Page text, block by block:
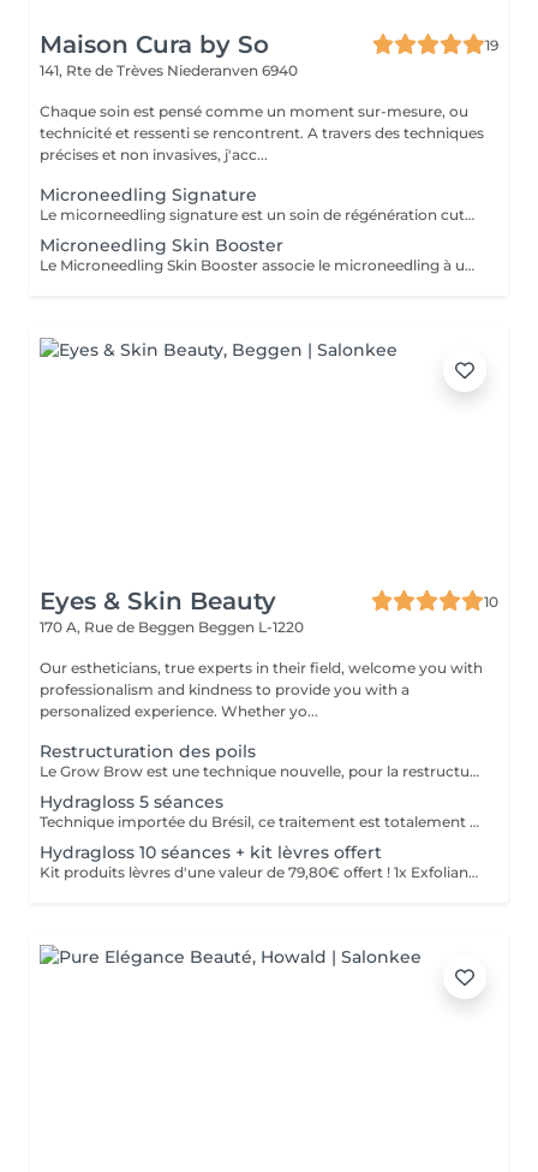
Maison Cura by So
19
141, Rte de Trèves Niederanven 6940
Chaque soin est pensé comme un moment sur-mesure, ou
technicité et ressenti se rencontrent. A travers des techniques
précises et non invasives, j'acc...
Microneedling Signature
Le micorneedling signature est un soin de régénération cutanée entièrement personnalisé. Après une analyse de votre peau, je sélectionne le protocole MG Collection (gamme Dermapen) le plus adapté à vos besoins afin de cibler efficacement les imperfections : manque d'éclat, ridules, pores dilatés, cicatrices d'acné, taches pigmentaires ou déshydratation. Le traitement est complété par un masque apaisant professionnel et une séance de LED pour favoriser la récupération cutanée, optimiser les résultats et réduire le temps de récupération. Ce soin est idéal pour : - Améliorer la qualité de la peau - Atténuer les taches pigmentaires - Redonner de l'éclat au teint - Atténuer les ridules - Resserrer les pores - Réduire les cicatrices d'acné et les imperfections
Microneedling Skin Booster
Le Microneedling Skin Booster associe le microneedling à un peeling biorevitalisant afin de stimuler intensément le renouvellement cutané sans éviction sociale. Cette combinaison permet d'améliorer la fermeté, la texture et l'éclat de la peau tout en atténuant les signes du vieillisement, les irrégularités pigmentaires et les cicatrices superficielles. Le soin est finalisé par un masque professionnel et une séance de LED afin d'apaiser la peau, soutenir sa régénération et optimiser les résultats. Idéal pour : - Peaux en manque de fermeté - Rides et ridules - Taches pigmentaires - Cicatrices d'acné - Teint terne - Prévention du vieillissement cutané
Eyes & Skin Beauty
10
170 A, Rue de Beggen Beggen L-1220
Our estheticians, true experts in their field, welcome you with
professionalism and kindness to provide you with a
personalized experience. Whether yo...
Restructuration des poils
Le Grow Brow est une technique nouvelle, pour la restructuration des poils; Grâce à celle-ci nous permettons aux poils non visibles de se régénérer afin de combler naturellement les zones des failles : des sourcils, barbes, cheveux.... La densité est améliorer à hauteur de 63% permettant de combler les zones d'alopécie; Ce traitement est non invasif , et les résultat son concluant entre 4 et 6 séances régulières; Convient parfaitement aux hommes et aux femmes soucieux de récupérer leur densité dans faire appel à la micro ou dermopigmentation;
Hydragloss 5 séances
Technique importée du Brésil, ce traitement est totalement personnalisé et repensé par Autour du Regard. Peu invasif, il est profond et spécifiquement conçu pour les lèvres. Ce soin consiste à faire pénétrer des actifs dont l'acide hyaluronique pour donner du volume, combler, repulper, hydrater et nourrir les lèvres, à l'aide de micro ou nano aiguilles qui grâce à leur passage dans la lèvre, permettent de stimuler le métabolisme de régénération cellulaire, favorisant ainsi la synthèse naturelle de collagène et élastine.
Hydragloss 10 séances + kit lèvres offert
Kit produits lèvres d'une valeur de 79,80€ offert ! 1x Exfoliant lèvres Sugar Lips 30g 1x Gloss Volumisateur Perfect Lips 3,8g 1x Masques lèvres (12 unités) Technique importée du Brésil, ce traitement est totalement personnalisé et repensé par Autour du Regard. Peu invasif, il est profond et spécifiquement conçu pour les lèvres. Ce soin consiste à faire pénétrer des actifs dont l'acide hyaluronique pour donner du volume, combler, repulper, hydrater et nourrir les lèvres, à l'aide de micro ou nano aiguilles qui grâce à leur passage dans la lèvre, permettent de stimuler le métabolisme de régénération cellulaire, favorisant ainsi la synthèse naturelle de collagène et élastine.